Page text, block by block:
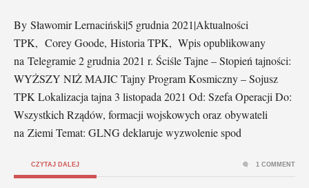
By Sławomir Lernaciński|5 grudnia 2021|Aktualności
TPK, Corey Goode, Historia TPK, Wpis opublikowany
na Telegramie 2 grudnia 2021 r. Ściśle Tajne – Stopień tajności:
WYŻSZY NIŻ MAJIC Tajny Program Kosmiczny – Sojusz
TPK Lokalizacja tajna 3 listopada 2021 Od: Szefa Operacji Do:
Wszystkich Rządów, formacji wojskowych oraz obywateli
na Ziemi Temat: GLNG deklaruje wyzwolenie spod
CZYTAJ DALEJ 1 COMMENT